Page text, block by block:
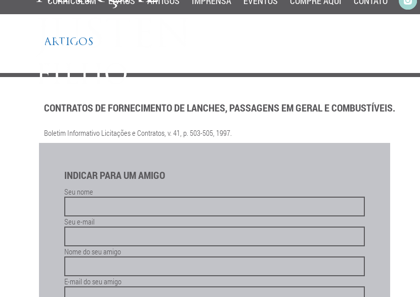
ARTIGOS
CONTRATOS DE FORNECIMENTO DE LANCHES, PASSAGENS EM GERAL E COMBUSTÍVEIS.
Boletim Informativo Licitações e Contratos, v. 41, p. 503-505, 1997.
INDICAR PARA UM AMIGO
Seu nome
Seu e-mail
Nome do seu amigo
E-mail do seu amigo